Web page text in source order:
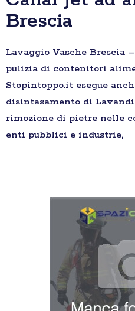
Brescia
Lavaggio Vasche Brescia
pulizia di contenitori
Stopintoppo.it esegue
disintasamento di
rimozione di pietre nelle
enti pubblici e industrie,